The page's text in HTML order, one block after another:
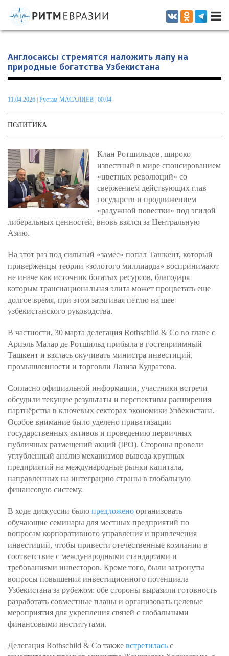
Информационно-аналитическое издание, посвященное актуальным
проблемам интеграции на постсоветском пространстве
Англосаксы стремятся наложить лапу на
природные богатства Узбекистана
11.04.2026 Рустам МАСАЛИЕВ | 00.04
ПОЛИТИКА
Клан Ротшильдов, широко
известный в мире спонсированием
«цветных революций» со
свержением действующих глав
государств и продвижением
«радужной повестки» под эгидой
либеральных ценностей, вновь взялся за Центральную
Азию.
На этот раз под сильный «замес» попал Ташкент, который
приверженцы теории «золотого миллиарда» воспринимают
не иначе как источник богатых ресурсов, благодаря
которым транснациональная элита может процветать еще
долгое время, при этом затягивая петлю на шее
узбекистанского руководства.
В частности, 30 марта делегация Rothschild & Со во главе с
Ариэль Малар де Ротшильд прибыла в гостеприимный
Ташкент и взялась окучивать министра инвестиций,
промышленности и торговли Лазиза Кудратова.
Согласно официальной информации, участники встречи
обсудили текущие результаты и перспективы расширения
партнёрства в ключевых секторах экономики Узбекистана.
Особое внимание было уделено приватизации
государственных активов и проведению первичных
публичных размещений акций (IPO). Стороны провели
углубленный анализ механизмов вывода крупных
предприятий на международные рынки капитала,
направленных на интеграцию страны в глобальную
финансовую систему.
В ходе дискуссии было предложено организовать
обучающие семинары для местных предприятий по
вопросам корпоративного управления и привлечения
инвестиций, чтобы привести отечественные компании в
соответствие с международными стандартами и
требованиями инвесторов. Кроме того, были затронуты
вопросы повышения инвестиционного потенциала
Узбекистана за рубежом: обе стороны выразили готовность
разработать совместные планы и организовать целевые
мероприятия для укрепления связей с глобальными
финансовыми институтами.
Делегация Rothschild & Со также встретилась с